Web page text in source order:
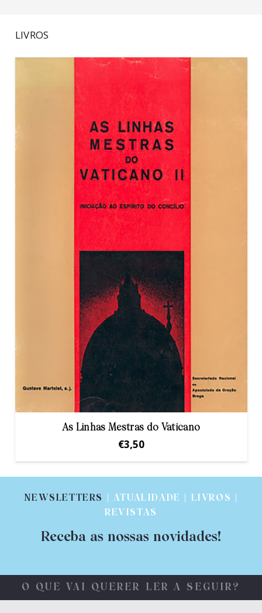
LIVROS
As Linhas Mestras do Vaticano
€3,50
NEWSLETTERS
| ATUALIDADE | LIVROS |
REVISTAS
Receba as nossas novidades!
O QUE VAI QUERER LER A SEGUIR?